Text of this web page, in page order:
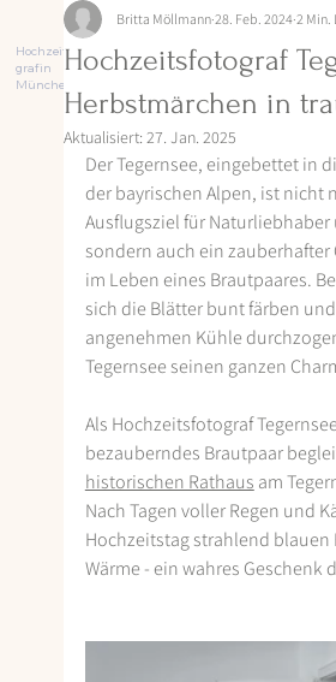
Hochzeitsfoto
grafin
München
Hochzeitsfotograf
Herbstmärchen in
Britta Möllmann 28. Feb. 2024 2 Min.
Aktualisiert: 27. Jan. 2025
Der Tegernsee, eingebettet in
der bayrischen Alpen, ist nicht
Ausflugsziel für
sondern auch ein
im Leben eines Brautpaares.
sich die Blätter bunt färben
angenehmen Kühle
Tegernsee seinen ganzen
Als Hochzeitsfotograf
bezauberndes Brautpaar
historischen Rathaus am
Nach Tagen voller Regen und
Hochzeitstag strahlend
Wärme - ein wahres Geschenk